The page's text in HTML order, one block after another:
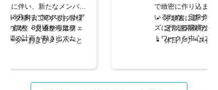
で緻密に作り込まれた運用手順書が完備されて
いるため、定常作業のキャッチアップがスムー
ズに行える環境が整っています。 基本はリモー
トワークを中心に据えつつ、定期的な定例会で
きます。主な業務内容:
手順書に基づくS/4HANA Basisシステムの
定常運用保守業務
休日リリース作業の対応および本番環境へ
定常業務および顧客会議での報告